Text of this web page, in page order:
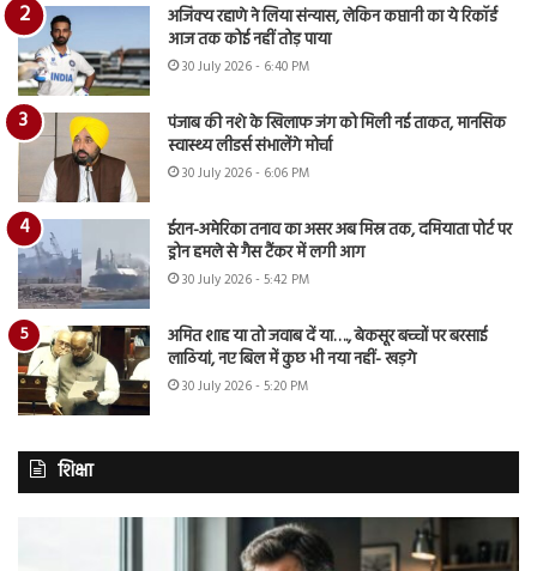
अजिंक्य रहाणे ने लिया संन्यास, लेकिन कप्तानी का ये रिकॉर्ड
आज तक कोई नहीं तोड़ पाया
30 July 2026 - 6:40 PM
पंजाब की नशे के खिलाफ जंग को मिली नई ताकत, मानसिक
स्वास्थ्य लीडर्स संभालेंगे मोर्चा
30 July 2026 - 6:06 PM
ईरान-अमेरिका तनाव का असर अब मिस्र तक, दमियाता पोर्ट पर
ड्रोन हमले से गैस टैंकर में लगी आग
30 July 2026 - 5:42 PM
अमित शाह या तो जवाब दें या…., बेकसूर बच्चों पर बरसाई
लाठियां, नए बिल में कुछ भी नया नहीं- खड़गे
30 July 2026 - 5:20 PM
शिक्षा